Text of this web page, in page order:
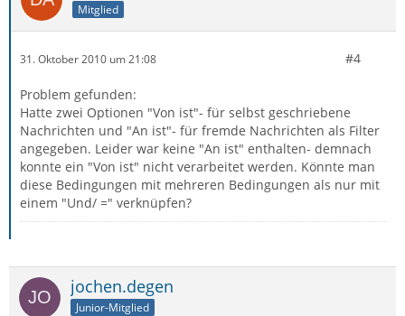
Mitglied
31. Oktober 2010 um 21:08 #4
Problem gefunden:
Hatte zwei Optionen "Von ist"- für selbst geschriebene
Nachrichten und "An ist"- für fremde Nachrichten als Filter
angegeben. Leider war keine "An ist" enthalten- demnach
konnte ein "Von ist" nicht verarbeitet werden. Könnte man
diese Bedingungen mit mehreren Bedingungen als nur mit
einem "Und/ =" verknüpfen?
jochen.degen
Junior-Mitglied